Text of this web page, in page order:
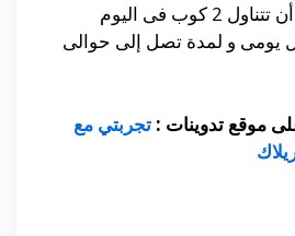
من الممكن أن تتناول 2 كوب فى اليوم
يومى و لمدة تصل إلى حوالى
موقع تدوينات : تجربتي مع